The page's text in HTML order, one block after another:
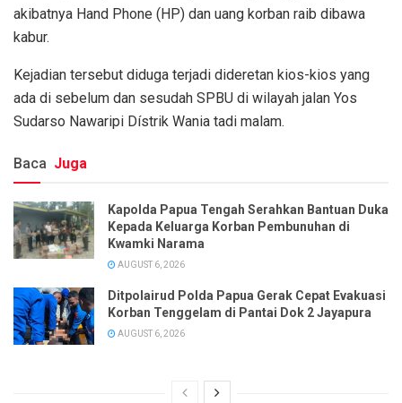
akibatnya Hand Phone (HP) dan uang korban raib dibawa
kabur.
Kejadian tersebut diduga terjadi dideretan kios-kios yang
ada di sebelum dan sesudah SPBU di wilayah jalan Yos
Sudarso Nawaripi Dístrik Wania tadi malam.
Baca Juga
Kapolda Papua Tengah Serahkan Bantuan Duka
Kepada Keluarga Korban Pembunuhan di
Kwamki Narama
AUGUST 6, 2026
Ditpolairud Polda Papua Gerak Cepat Evakuasi
Korban Tenggelam di Pantai Dok 2 Jayapura
AUGUST 6, 2026